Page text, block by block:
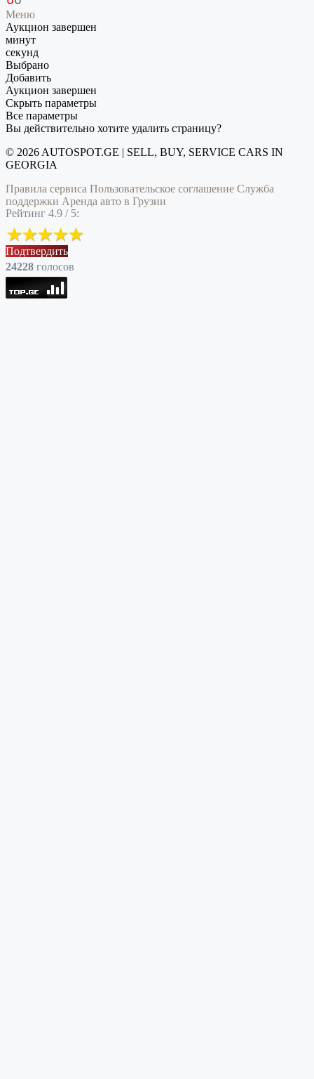
Меню
Аукцион завершен
минут
секунд
Выбрано
Добавить
Аукцион завершен
Скрыть параметры
Все параметры
Вы действительно хотите удалить страницу?
© 2026 AUTOSPOT.GE | SELL, BUY, SERVICE CARS IN
GEORGIA
Правила сервиса Пользовательское соглашение Служба
поддержки Аренда авто в Грузии
Рейтинг 4.9 / 5:
Подтвердить
24228 голоcов